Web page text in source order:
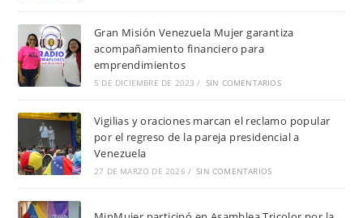
Gran Misión Venezuela Mujer garantiza
acompañamiento financiero para
emprendimientos
5 DE DICIEMBRE DE 2023 / SIN COMENTARIOS
Vigilias y oraciones marcan el reclamo popular
por el regreso de la pareja presidencial a
Venezuela
27 DE MARZO DE 2026 / SIN COMENTARIOS